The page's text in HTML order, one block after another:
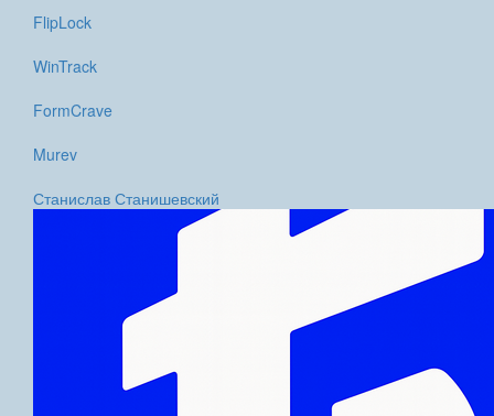
FlipLock
WinTrack
FormCrave
Murev
Станислав Станишевский